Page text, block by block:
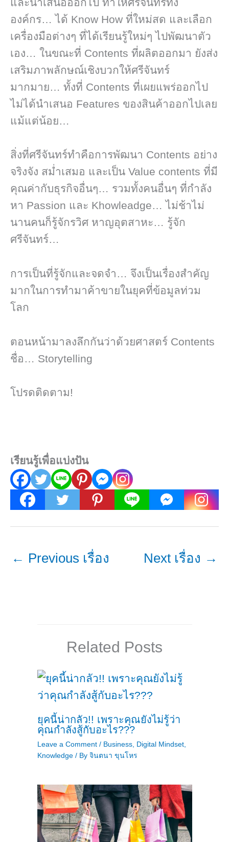
องค์กร… ได้ Know How ที่ใหม่สด และเลือก
เครื่องมือต่างๆ ที่ได้เรียนรู้ใหม่ๆ ไปพัฒนาตัว
เอง… ในขณะที่ Contents ที่ผลิตออกมา ยังส่ง
เสริมภาพลักษณ์เชิงบวกให้ศรีจันทร์
มากมาย… ทั้งที่ Contents ที่เผยแพร่ออกไป
ไม่ได้นำเสนอ Features ของสินค้าออกไปเลย
แม้แต่น้อย…
สิ่งที่ศรีจันทร์ทำคือการพัฒนา Contents อย่าง
จริงจัง สม่ำเสมอ และเป็น Value contents ที่มี
คุณค่ากับธุรกิจอื่นๆ… รวมทั้งคนอื่นๆ ที่กำลัง
หา Passion และ Khowleadge… ไม่ช้าไม่
นานคนก็รู้จักรวิศ หาญอุตสาหะ… รู้จัก
ศรีจันทร์…
การเป็นที่รู้จักและจดจำ… จึงเป็นเรื่องสำคัญ
มากในการทำมาค้าขายในยุคที่ข้อมูลท่วม
โลก
ตอนหน้ามาลงลึกกันว่าด้วยศาสตร์ Contents
ชื่อ… Storytelling
โปรดติดตาม!
เรียนรู้เพื่อแบ่งปัน
← Previous เรื่อง Next เรื่อง →
Related Posts
ยุคนี้น่ากลัว!! เพราะคุณยังไม่รู้ว่า
คุณกำลังสู้กับอะไร???
Leave a Comment / Business, Digital Mindset,
Knowledge/ By จินตนา ขุนโหร